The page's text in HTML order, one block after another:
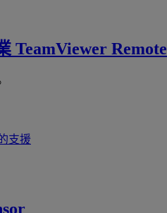
TeamViewer Remote
支援